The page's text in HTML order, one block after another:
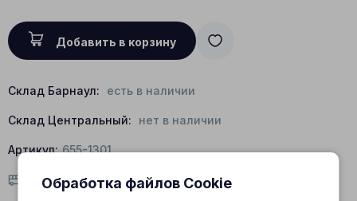
Добавить в корзину
Склад Барнаул: есть в наличии
Склад Центральный: нет в наличии
Артикул: 655-1301
Условия доставки
Обработка файлов Cookie